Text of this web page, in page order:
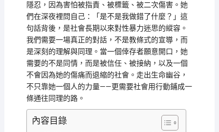
隱忍，因為害怕被指責、被標籤、被二次傷害。她
們在深夜裡問自己：「是不是我做錯了什麼？」這
句話背後，是社會長期以來對性暴力迷思的縱容。
我們需要一場真正的對話，不是教條式的宣導，而
是深刻的理解與同理。當一個倖存者願意開口，她
需要的不是同情，而是被信任、被接納，以及一個
不會因為她的傷痛而退縮的社會。走出生命幽谷，
不只靠她一個人的力量——更需要社會用行動鋪成一
條通往同理的路。
內容目錄